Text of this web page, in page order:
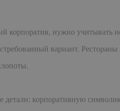
корпоратив, нужно учитывать
вариант.
корпоративную